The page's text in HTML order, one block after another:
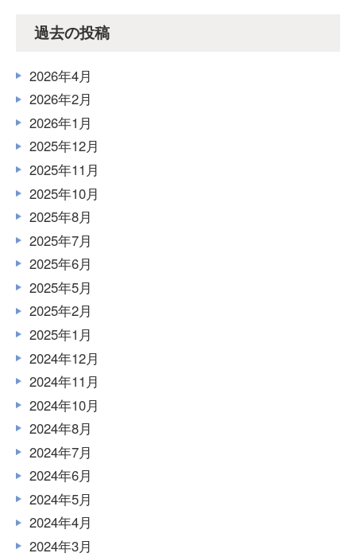
過去の投稿
2026年4月
2026年2月
2026年1月
2025年12月
2025年11月
2025年10月
2025年8月
2025年7月
2025年6月
2025年5月
2025年2月
2025年1月
2024年12月
2024年11月
2024年10月
2024年8月
2024年7月
2024年6月
2024年5月
2024年4月
2024年3月